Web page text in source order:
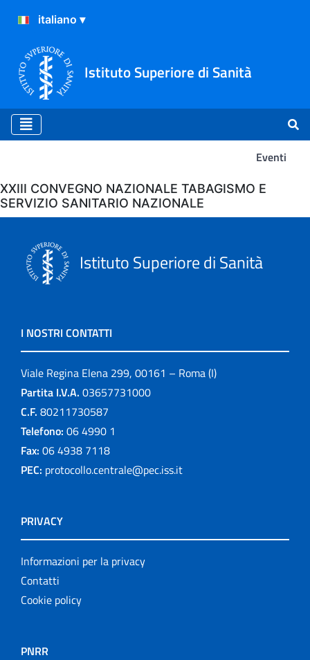
Istituto Superiore di Sanità
Eventi
Eventi
XXIII CONVEGNO NAZIONALE TABAGISMO E
SERVIZIO SANITARIO NAZIONALE
Istituto Superiore di Sanità
I NOSTRI CONTATTI
Viale Regina Elena 299, 00161 – Roma (I)
Partita I.V.A. 03657731000
C.F. 80211730587
Telefono: 06 4990 1
Fax: 06 4938 7118
PEC: protocollo.centrale@pec.iss.it
PRIVACY
Informazioni per la privacy
Contatti
Cookie policy
PNRR